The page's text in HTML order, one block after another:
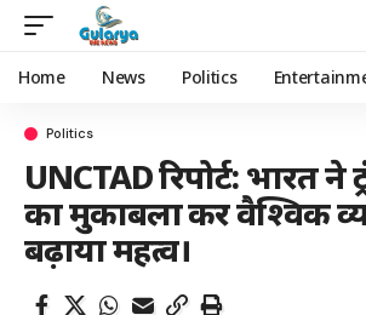
Home News Politics
Politics
UNCTAD रिपोर्ट: भारत ने
का मुकाबला कर वैश्विक
बढ़ाया महत्व।